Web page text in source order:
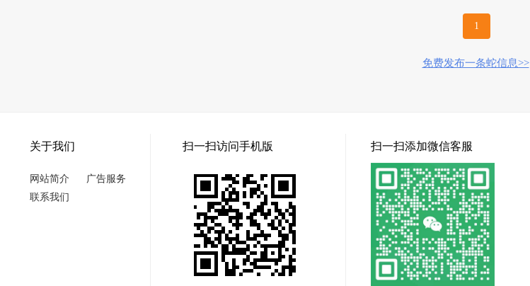
1
免费发布一条蛇信息>>
关于我们
网站简介
广告服务
联系我们
扫一扫访问手机版 扫一扫添加微信客服